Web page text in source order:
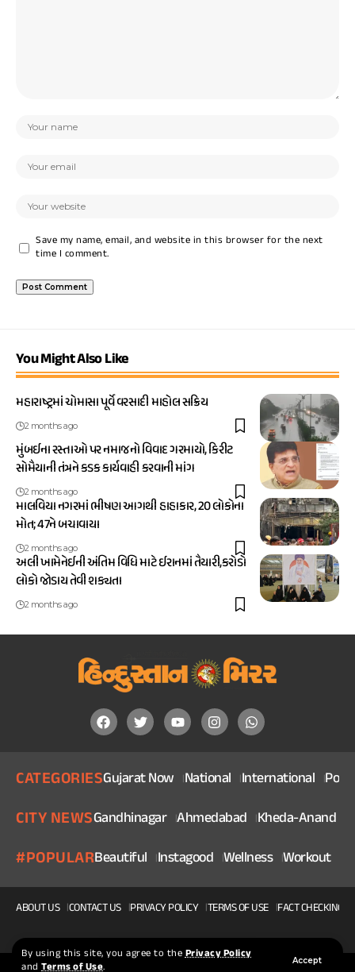
By using this site, you agree to thePrivacy Policy
andTerms of Use. Accept
Save my name, email, and website in this browser for the next
time I comment.
You Might Also Like
મહારાષ્ટ્રમાં ચોમાસા પૂર્વે વરસાદી માહોલ સક્રિય
2 months ago
મુંબઈના રસ્તાઓ પર નમાજનો વિવાદ ગરમાયો, કિરીટ
સોમૈયાની તંત્રને કડક કાર્યવાહી કરવાની માંગ
2 months ago
માલવિયા નગરમાં ભીષણ આગથી હાહાકાર, 20 લોકોના
મોત; 47ને બચાવાયા
2 months ago
અલી ખામેનેઈની અંતિમ વિધિ માટે ઈરાનમાં તૈયારી,કરોડો
લોકો જોડાય તેવી શક્યતા
2 months ago
CATEGORIESGujarat Now National International
CITY NEWSGandhinagar Ahmedabad Kheda-Anand
#POPULARBeautiful Instagood Wellness Workout
ABOUT US CONTACT US PRIVACY POLICY TERMS OF USE FACT CHECKING